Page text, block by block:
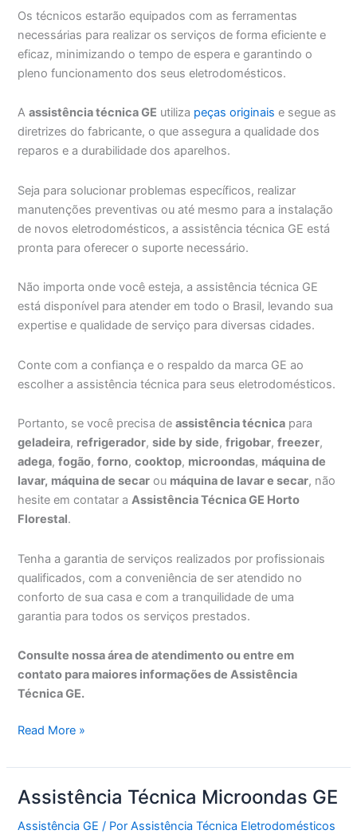
Os técnicos estarão equipados com as ferramentas
necessárias para realizar os serviços de forma eficiente e
eficaz, minimizando o tempo de espera e garantindo o
pleno funcionamento dos seus eletrodomésticos.
Aassistência técnica GE utiliza peças originais e segue as
diretrizes do fabricante, o que assegura a qualidade dos
reparos e a durabilidade dos aparelhos.
Seja para solucionar problemas específicos, realizar
manutenções preventivas ou até mesmo para a instalação
de novos eletrodomésticos, a assistência técnica GE está
pronta para oferecer o suporte necessário.
Não importa onde você esteja, a assistência técnica GE
está disponível para atender em todo o Brasil, levando sua
expertise e qualidade de serviço para diversas cidades.
Conte com a confiança e o respaldo da marca GE ao
escolher a assistência técnica para seus eletrodomésticos.
Portanto, se você precisa deassistência técnica para
geladeira, refrigerador,side by side,frigobar,freezer,
adega,fogão,forno,cooktop, microondas, máquina de
lavar, máquina de secar ou máquina de lavar e secar, não
hesite em contatar aAssistência Técnica GE Horto
Florestal.
Tenha a garantia de serviços realizados por profissionais
qualificados, com a conveniência de ser atendido no
conforto de sua casa e com a tranquilidade de uma
garantia para todos os serviços prestados.
Consulte nossa área de atendimento ou entre em
contato para maiores informações de Assistência
Técnica GE.
Assistência
GE
Horto
Florestal
Read More »
Assistência Técnica Microondas GE
Assistência GE / PorAssistência Técnica Eletrodomésticos